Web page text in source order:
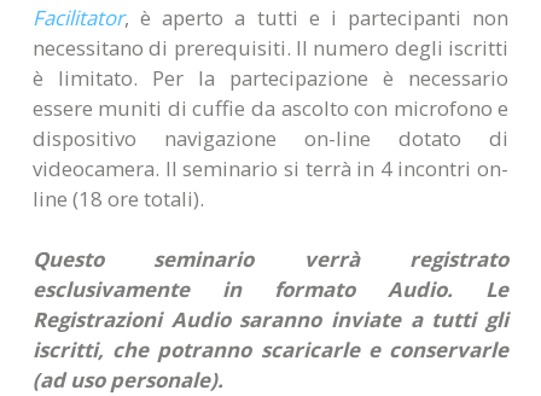
Facilitator, è aperto a tutti e i partecipanti non
necessitano di prerequisiti. Il numero degli iscritti
è limitato. Per la partecipazione è necessario
essere muniti di cuffie da ascolto con microfono e
dispositivo navigazione on-line dotato di
videocamera. Il seminario si terrà in 4 incontri on-
line (18 ore totali).
Questo seminario verrà registrato
esclusivamente in formato Audio. Le
Registrazioni Audio saranno inviate a tutti gli
iscritti, che potranno scaricarle e conservarle
(ad uso personale).